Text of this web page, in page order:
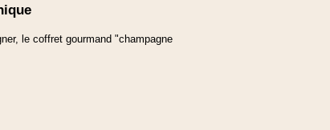
le coffret gourmand "champagne